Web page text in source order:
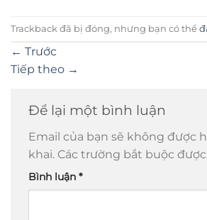
Trackback đã bị đóng, nhưng bạn có thể
← Trước
Tiếp theo →
Để lại một bình luận
Email của bạn sẽ không được
khai. Các trường bắt buộc
Bình luận *